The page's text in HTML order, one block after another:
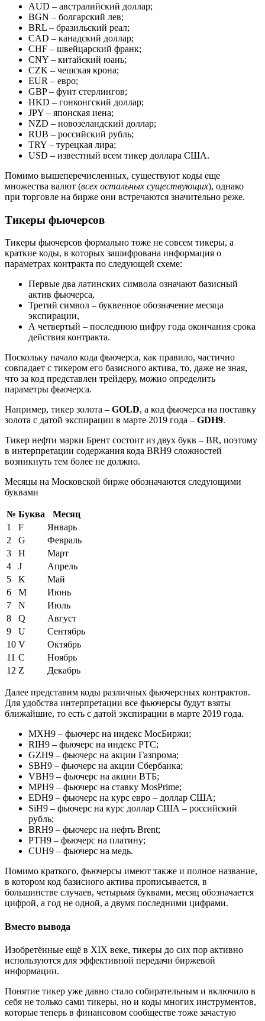
AUD – австралийский доллар;
BGN – болгарский лев;
BRL – бразильский реал;
CAD – канадский доллар;
CHF – швейцарский франк;
СNY – китайский юань;
CZK – чешская крона;
EUR – евро;
GBP – фунт стерлингов;
HKD – гонконгский доллар;
JPY – японская иена;
NZD – новозеландский доллар;
RUB – российский рубль;
TRY – турецкая лира;
USD – известный всем тикер доллара США.
Помимо вышеперечисленных, существуют коды еще
множества валют (всех остальных существующих), однако
при торговле на бирже они встречаются значительно реже.
Тикеры фьючерсов
Тикеры фьючерсов формально тоже не совсем тикеры, а
краткие коды, в которых зашифрована информация о
параметрах контракта по следующей схеме:
Первые два латинских символа означают базисный
актив фьючерса,
Третий символ – буквенное обозначение месяца
экспирации,
А четвертый – последнюю цифру года окончания срока
действия контракта.
Поскольку начало кода фьючерса, как правило, частично
совпадает с тикером его базисного актива, то, даже не зная,
что за код представлен трейдеру, можно определить
параметры фьючерса.
Например, тикер золота – GOLD, а код фьючерса на поставку
золота с датой экспирации в марте 2019 года – GDH9.
Тикер нефти марки Брент состоит из двух букв – BR, поэтому
в интерпретации содержания кода BRH9 сложностей
возникнуть тем более не должно.
Месяцы на Московской бирже обозначаются следующими
буквами
№ Буква
Месяц
1
F
Январь
2
G
Февраль
3
H
Март
4
J
Апрель
5
K
Май
6
M
Июнь
7
N
Июль
8
Q
Август
9
U
Сентябрь
10 V
Октябрь
11 C
Ноябрь
12 Z Декабрь
Далее представим коды различных фьючерсных контрактов.
Для удобства интерпретации все фьючерсы будут взяты
ближайшие, то есть с датой экспирации в марте 2019 года.
MXH9 – фьючерс на индекс МосБиржи;
RIH9 – фьючерс на индекс РТС;
GZH9 – фьючерс на акции Газпрома;
SBH9 – фьючерс на акции Сбербанка;
VBH9 – фьючерс на акции ВТБ;
MPH9 – фьючерс на ставку MosPrime;
EDH9 – фьючерс на курс евро – доллар США;
SiH9 – фьючерс на курс доллар США – российский
рубль;
BRH9 – фьючерс на нефть Brent;
PTH9 – фьючерс на платину;
CUH9 – фьючерс на медь.
Помимо краткого, фьючерсы имеют также и полное название,
в котором код базисного актива прописывается, в
большинстве случаев, четырьмя буквами, месяц обозначается
цифрой, а год не одной, а двумя последними цифрами.
Вместо вывода
Изобретённые ещё в XIX веке, тикеры до сих пор активно
используются для эффективной передачи биржевой
информации.
Понятие тикер уже давно стало собирательным и включило в
себя не только сами тикеры, но и коды многих инструментов,
которые теперь в финансовом сообществе тоже зачастую